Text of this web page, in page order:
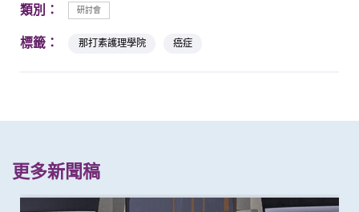
類別： 研討會
標籤： 那打素護理學院 癌症
更多新聞稿